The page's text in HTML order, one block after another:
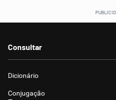
Consultar
Dicionário
Conjugação